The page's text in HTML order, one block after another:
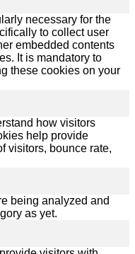
necessary for the
to collect user
embedded contents
It is mandatory to
these cookies on your
how visitors
help provide
visitors, bounce rate,
being analyzed and
as yet.